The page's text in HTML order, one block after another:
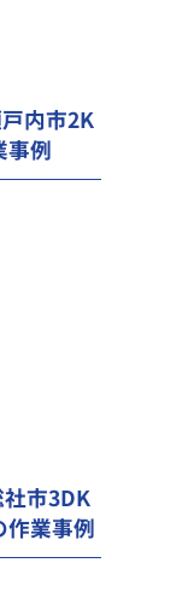
内市2K
事例
市3DK
作業事例